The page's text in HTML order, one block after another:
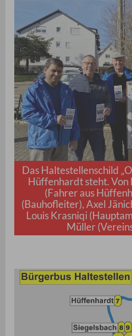
Das Haltestellenschild
Hüffenhardt steht. Von
(Fahrer aus
(Bauhofleiter), Axel
Louis Krasniqi
Müller